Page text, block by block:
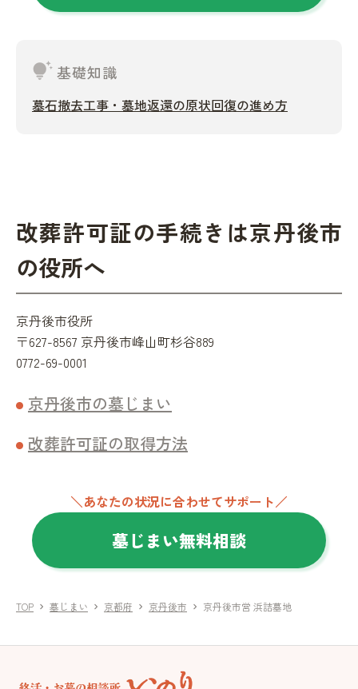
tips_and_updates基礎知識
墓石撤去工事・墓地返還の原状回復の進め方
改葬許可証の手続きは京丹後市
の役所へ
京丹後市役所
〒627-8567 京丹後市峰山町杉谷889
0772-69-0001
京丹後市の墓じまい
改葬許可証の取得方法
＼あなたの状況に合わせてサポート／
墓じまい無料相談
TOP chevron_right 墓じまい chevron_right 京都府 chevron_right 京丹後市 chevron_right 京丹後市営 浜詰墓地